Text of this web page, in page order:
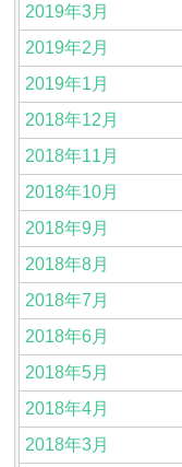
2019年3月
2019年2月
2019年1月
2018年12月
2018年11月
2018年10月
2018年9月
2018年8月
2018年7月
2018年6月
2018年5月
2018年4月
2018年3月